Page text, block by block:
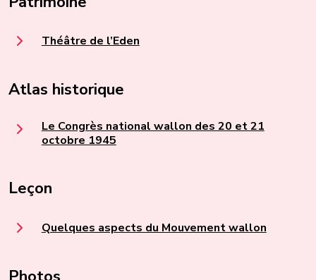
Théâtre de l’Eden
Atlas historique
Le Congrès national wallon des 20 et 21
octobre 1945
Leçon
Quelques aspects du Mouvement wallon